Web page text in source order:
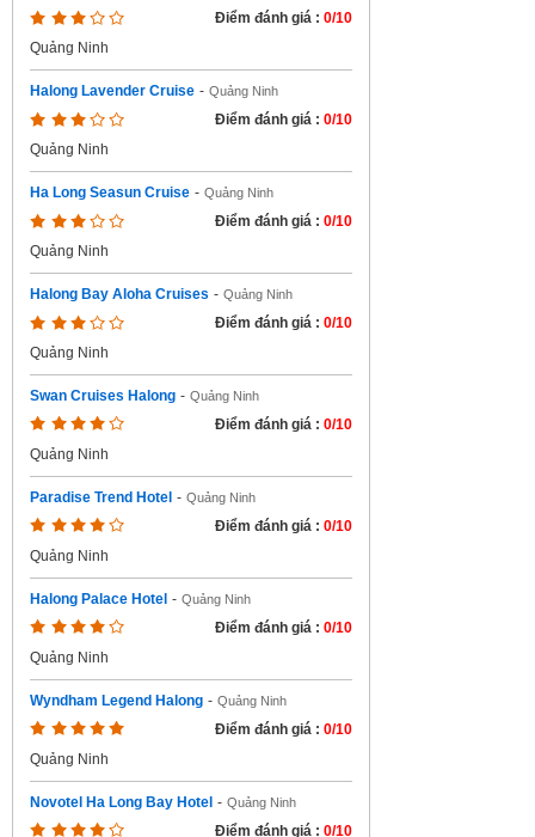
Điểm đánh giá : 0/10
Quảng Ninh
Halong Lavender Cruise - Quảng Ninh
Điểm đánh giá : 0/10
Quảng Ninh
Ha Long Seasun Cruise - Quảng Ninh
Điểm đánh giá : 0/10
Quảng Ninh
Halong Bay Aloha Cruises - Quảng Ninh
Điểm đánh giá : 0/10
Quảng Ninh
Swan Cruises Halong - Quảng Ninh
Điểm đánh giá : 0/10
Quảng Ninh
Paradise Trend Hotel - Quảng Ninh
Điểm đánh giá : 0/10
Quảng Ninh
Halong Palace Hotel - Quảng Ninh
Điểm đánh giá : 0/10
Quảng Ninh
Wyndham Legend Halong - Quảng Ninh
Điểm đánh giá : 0/10
Quảng Ninh
Novotel Ha Long Bay Hotel - Quảng Ninh
Điểm đánh giá : 0/10